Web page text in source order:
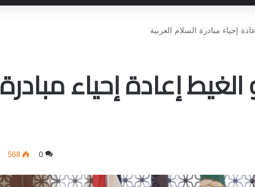
إحياء مبادرة السلام العربية
إعادة إحياء مبادرة
0
568